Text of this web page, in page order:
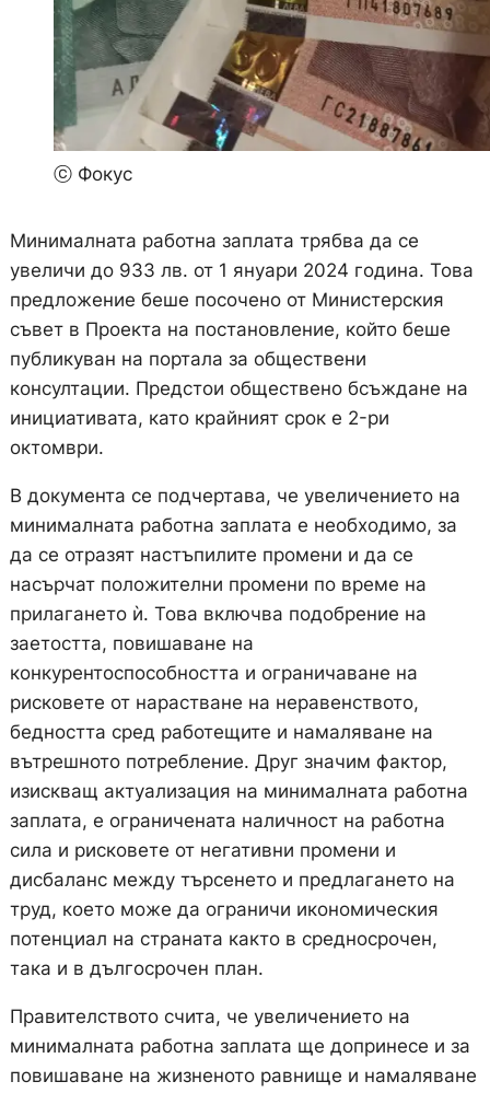
ⓒ Фокус
Минималната работна заплата трябва да се
увеличи до 933 лв. от 1 януари 2024 година. Това
предложение беше посочено от Министерския
съвет в Проекта на постановление, който беше
публикуван на портала за обществени
консултации. Предстои обществено бсъждане на
инициативата, като крайният срок е 2-ри
октомври.
В документа се подчертава, че увеличението на
минималната работна заплата е необходимо, за
да се отразят настъпилите промени и да се
насърчат положителни промени по време на
прилагането ѝ. Това включва подобрение на
заетостта, повишаване на
конкурентоспособността и ограничаване на
рисковете от нарастване на неравенството,
бедността сред работещите и намаляване на
вътрешното потребление. Друг значим фактор,
изискващ актуализация на минималната работна
заплата, е ограничената наличност на работна
сила и рисковете от негативни промени и
дисбаланс между търсенето и предлагането на
труд, което може да ограничи икономическия
потенциал на страната както в средносрочен,
така и в дългосрочен план.
Правителството счита, че увеличението на
минималната работна заплата ще допринесе и за
повишаване на жизненото равнище и намаляване